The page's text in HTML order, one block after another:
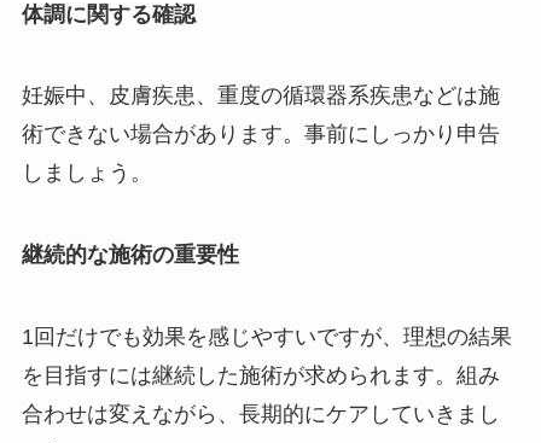
体調に関する確認
妊娠中、皮膚疾患、重度の循環器系疾患などは施
術できない場合があります。事前にしっかり申告
しましょう。
継続的な施術の重要性
1回だけでも効果を感じやすいですが、理想の結果
を目指すには継続した施術が求められます。組み
合わせは変えながら、長期的にケアしていきまし